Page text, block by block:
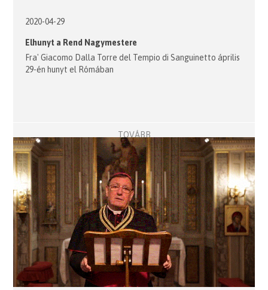
2020-04-29
Elhunyt a Rend Nagymestere
Fra' Giacomo Dalla Torre del Tempio di Sanguinetto április
29-én hunyt el Rómában
TOVÁBB